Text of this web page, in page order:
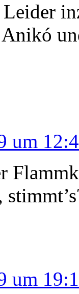
Anikó
um
um